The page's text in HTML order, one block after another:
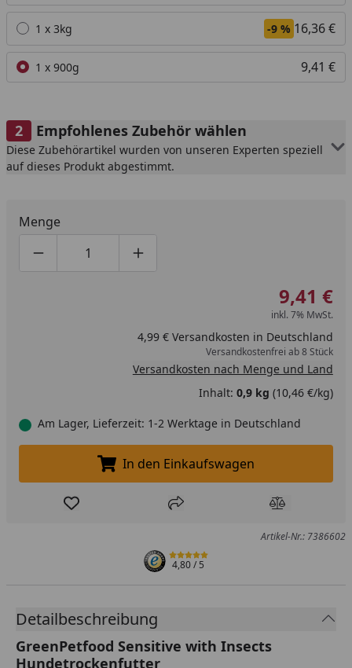
1 x 3kg -9 % 16,36 €
1 x 900g 9,41 €
Empfohlenes Zubehör wählen
Diese Zubehörartikel wurden von unseren Experten speziell
auf dieses Produkt abgestimmt.
Menge
Produktmenge um eins verringern
Produktmenge manuell eingeben
Produktmenge um eins erhöhen
9,41 €
inkl. 7% MwSt.
4,99 € Versandkosten in Deutschland
Versandkostenfrei ab 8 Stück
Versandkosten nach Menge und Land
Inhalt: 0,9 kg (10,46 €/kg)
Am Lager, Lieferzeit: 1-2 Werktage in Deutschland
In den Einkaufswagen legen
In den Einkaufswagen
Produkt zur Wunschliste hinzufügen
Teilen Produkt
Artikel-Nr.: 7386602
4,80/ 5
Detailbeschreibung
GreenPetfood Sensitive with Insects
Hundetrockenfutter